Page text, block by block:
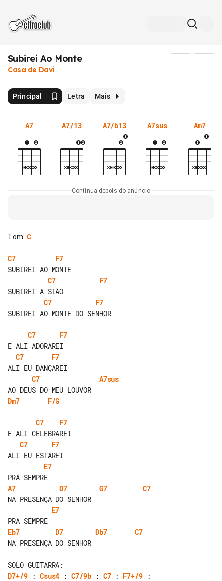
Subirei Ao Monte
Casa de Davi
Principal Letra Mais
A7 A7/13 A7/b13 A7sus Am7
Continua depois do anúncio
Tom: C
C7
F7
C7
F7
C7
F7
SUBIREI AO MONTE DO SENHOR
C7
F7
C7
F7
C7
A7sus
Dm7
F/G
C7
F7
C7
F7
E7
A7
D7 G7
C7
E7
Eb7
D7 Db7
C7
NA PRESENÇA DO SENHOR
D7+/9 : Csus4 : C7/9b : C7 : F7+/9